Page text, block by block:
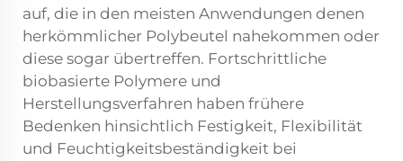
auf, die in den meisten Anwendungen denen
herkömmlicher Polybeutel nahekommen oder
diese sogar übertreffen. Fortschrittliche
biobasierte Polymere und
Herstellungsverfahren haben frühere
Bedenken hinsichtlich Festigkeit, Flexibilität
und Feuchtigkeitsbeständigkeit bei